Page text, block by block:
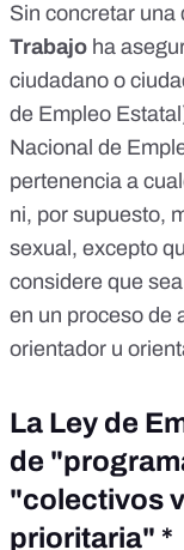
Sin concretar una
Trabajo ha
ciudadano o
de Empleo
Nacional de
pertenencia a
ni, por supuesto,
sexual, excepto
considere que
en un proceso de
orientador u
La Ley de
de
"colectivos
prioritaria" *